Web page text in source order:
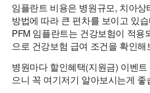
임플란트 비용은 병원규모, 치아
방법에 따라 큰 편차를 보이고 있
PFM 임플란트는 건강보험이 적용
으로 건강보험 급여 조건을 확인
병원마다 할인혜택(지원금) 이벤
으니 꼭 여기저기 알아보시는게 좋